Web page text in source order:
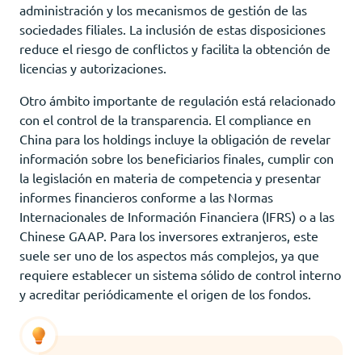
administración y los mecanismos de gestión de las
sociedades filiales. La inclusión de estas disposiciones
reduce el riesgo de conflictos y facilita la obtención de
licencias y autorizaciones.
Otro ámbito importante de regulación está relacionado
con el control de la transparencia. El compliance en
China para los holdings incluye la obligación de revelar
información sobre los beneficiarios finales, cumplir con
la legislación en materia de competencia y presentar
informes financieros conforme a las Normas
Internacionales de Información Financiera (IFRS) o a las
Chinese GAAP. Para los inversores extranjeros, este
suele ser uno de los aspectos más complejos, ya que
requiere establecer un sistema sólido de control interno
y acreditar periódicamente el origen de los fondos.